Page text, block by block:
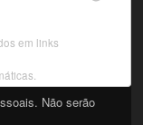
em links
Não serão